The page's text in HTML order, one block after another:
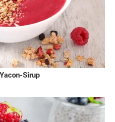
Sirup